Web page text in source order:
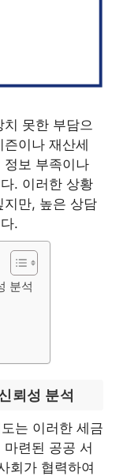
못한 부담으
이나 재산세
정보 부족이나
. 이러한 상황
지만, 높은 상담
.
분석
뢰성 분석
는 이러한 세금
련된 공공 서
회가 협력하여